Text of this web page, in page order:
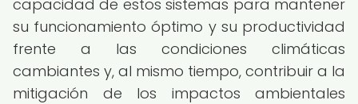
capacidad de estos sistemas para mantener
su funcionamiento óptimo y su productividad
frente a las condiciones climáticas
cambiantes y, al mismo tiempo, contribuir a la
mitigación de los impactos ambientales